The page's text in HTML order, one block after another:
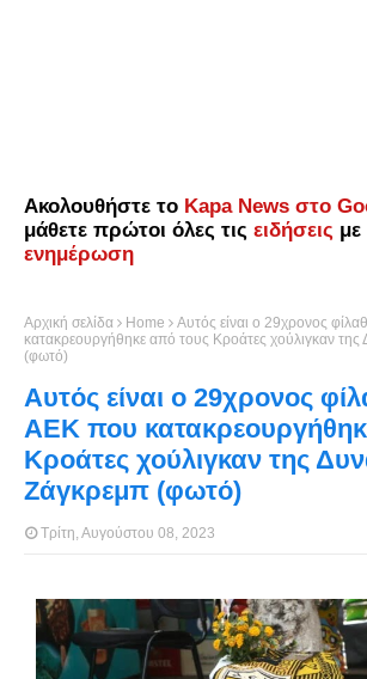
Ακολουθήστε το Kapa News στο
μάθετε πρώτοι όλες τις ειδήσεις με
ενημέρωση
Αρχική σελίδα Home
Αυτός είναι ο 29χρονος
κατακρεουργήθηκε από τους Κροάτες χούλιγκαν
(φωτό)
Αυτός είναι ο 29χρονος
ΑΕΚ που
Κροάτες χούλιγκαν της
Ζάγκρεμπ (φωτό)
Τρίτη, Αυγούστου 08, 2023